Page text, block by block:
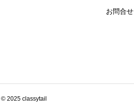
お問合せ
© 2025 classytail